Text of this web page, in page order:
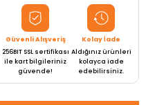
Güvenli Alışveriş
256BIT SSL sertifikası
ile kart bilgileriniz
güvende!
Kolay İade
Aldığınız ürünleri
kolayca iade
edebilirsiniz.